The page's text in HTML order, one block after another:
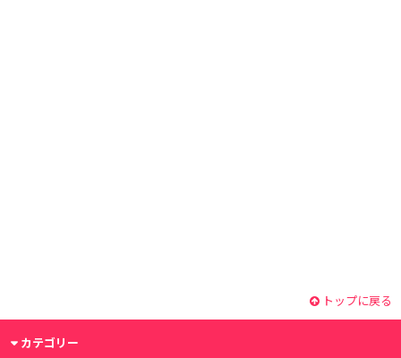
トップに戻る
カテゴリー